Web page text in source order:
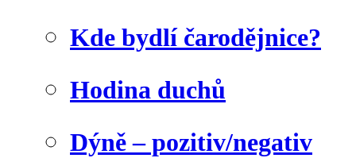
Kde bydlí čarodějnice?
Hodina duchů
Dýně – pozitiv/negativ